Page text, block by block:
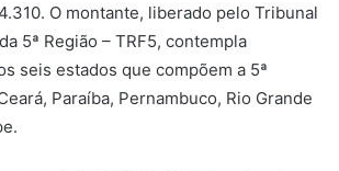
O montante, liberado pelo Tribunal
5ª Região – TRF5, contempla
seis estados que compõem a 5ª
Paraíba, Pernambuco, Rio Grande